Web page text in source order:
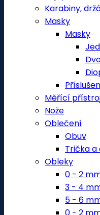
Karabiny,
Masky
Masky
Měřící
Nože
Oblečení
Obuv
Trička
Obleky
0 - 2
3 - 4
5 - 6
0 - 2